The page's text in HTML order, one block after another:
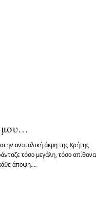
μου…
ανατολική άκρη της Κρήτης
τόσο μεγάλη, τόσο απίθανα
άποψη.…